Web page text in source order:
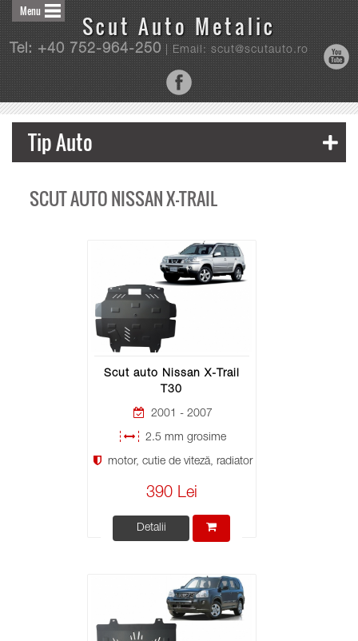
Scut Auto Metalic
Tel: +40 752-964-250| Email: scut@scutauto.ro
Menu
Tip Auto
SCUT AUTO NISSAN X-TRAIL
Scut auto Nissan X-Trail
T30
2001 - 2007
2.5 mm grosime
motor, cutie de viteză, radiator
390 Lei
Detalii